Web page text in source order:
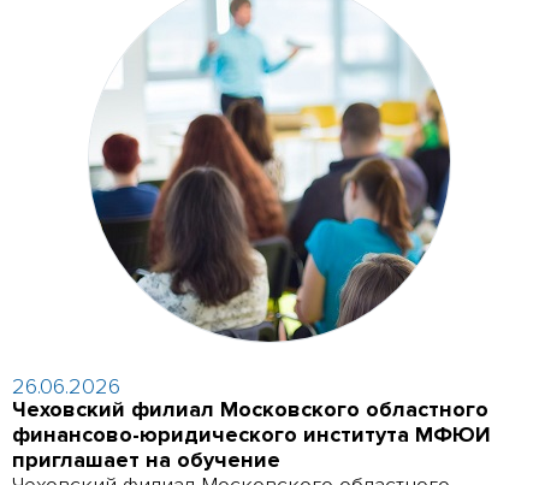
26.06.2026
Чеховский филиал Московского областного
финансово-юридического института МФЮИ
приглашает на обучение